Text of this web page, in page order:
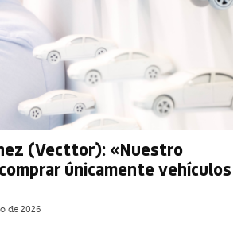
(Vecttor): «Nuestro
únicamente vehículos
de 2026